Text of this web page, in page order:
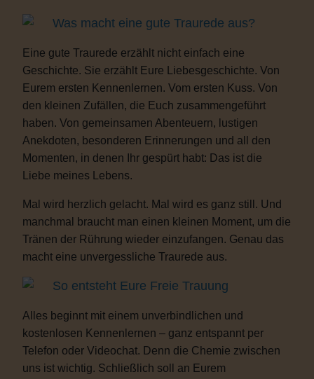
Was macht eine gute Traurede aus?
Eine gute Traurede erzählt nicht einfach eine
Geschichte. Sie erzählt Eure Liebesgeschichte. Von
Eurem ersten Kennenlernen. Vom ersten Kuss. Von
den kleinen Zufällen, die Euch zusammengeführt
haben. Von gemeinsamen Abenteuern, lustigen
Anekdoten, besonderen Erinnerungen und all den
Momenten, in denen Ihr gespürt habt: Das ist die
Liebe meines Lebens.
Mal wird herzlich gelacht. Mal wird es ganz still. Und
manchmal braucht man einen kleinen Moment, um die
Tränen der Rührung wieder einzufangen. Genau das
macht eine unvergessliche Traurede aus.
So entsteht Eure Freie Trauung
Alles beginnt mit einem unverbindlichen und
kostenlosen Kennenlernen – ganz entspannt per
Telefon oder Videochat. Denn die Chemie zwischen
uns ist wichtig. Schließlich soll an Eurem